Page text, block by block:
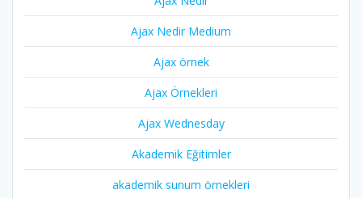
Ajax Nedir Medium
Ajax örnek
Ajax Örnekleri
Ajax Wednesday
Akademik Eğitimler
akademik sunum örnekleri